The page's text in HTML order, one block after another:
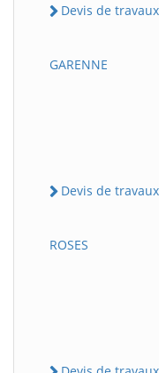
Devis de
GARENNE
Devis de
ROSES